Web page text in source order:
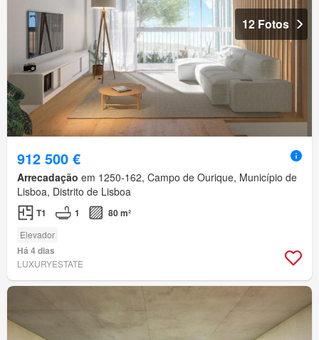
12 Fotos
912 500 €
Arrecadação em 1250-162, Campo de Ourique, Município de
Lisboa, Distrito de Lisboa
T1 1 80 m²
Elevador
Há 4 dias
LUXURYESTATE